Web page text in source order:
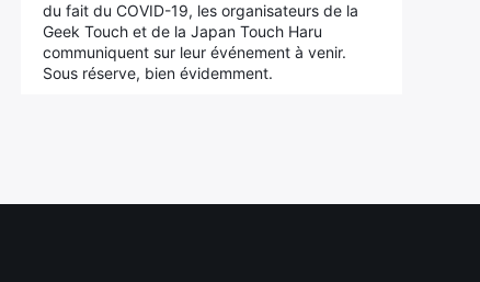
du fait du COVID-19, les organisateurs de la
Geek Touch et de la Japan Touch Haru
communiquent sur leur événement à venir.
Sous réserve, bien évidemment.